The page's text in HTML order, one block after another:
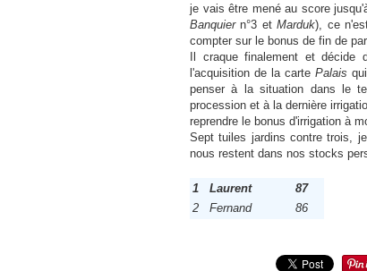
je vais être mené au score
Banquiern°3 etMarduk), ce
compter sur le bonus de fin de
Il craque finalement et
l'acquisition de la carte Palais
penser à la situation dans le
procession et à la dernière
reprendre le bonus d'irrigation à
Sept tuiles jardins contre trois,
nous restent dans nos stocks
1 Laurent
87
2
Fernand 86